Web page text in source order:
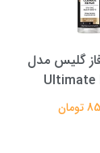
مو گلیس مدل
oil nutritive حجم 200
لیتر